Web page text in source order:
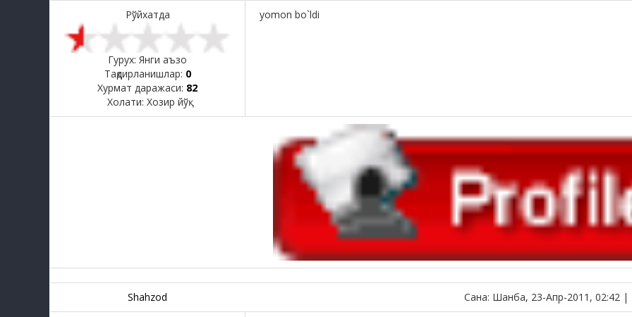
Рўйхатда
Гурух: Янги аъзо
Тақдирланишлар: 0
Хурмат даражаси: 82
Холати: Хозир йўқ
yomon bo`ldi
Shahzod Сана: Шанба, 23-Апр-2011, 02:42 |